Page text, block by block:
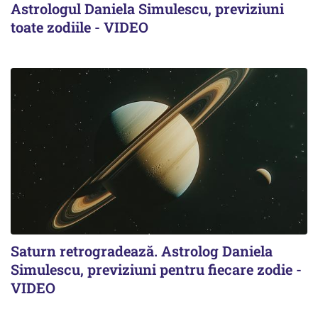
Astrologul Daniela Simulescu, previziuni
toate zodiile - VIDEO
Saturn retrogradează. Astrolog Daniela
Simulescu, previziuni pentru fiecare zodie -
VIDEO